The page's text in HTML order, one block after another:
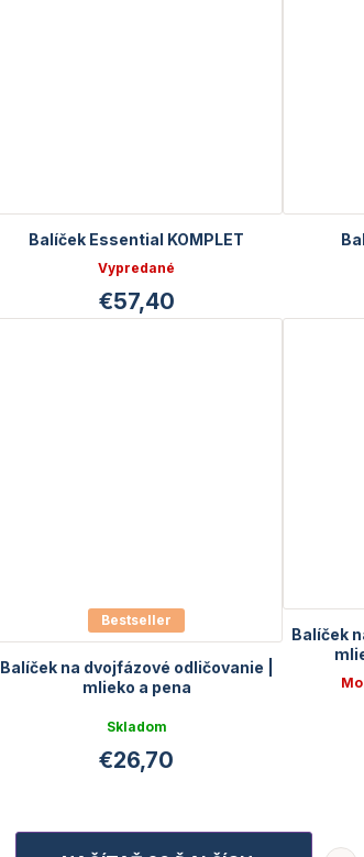
Balíček Essential KOMPLET
Vypredané
€57,40
Bestseller
Balíček na dvojfázové odličovanie |
mlieko a pena
Priemerné
produktu
Skladom
€26,70
Balíček